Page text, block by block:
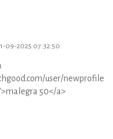
09-2025 07:32:50
user/
50</a>